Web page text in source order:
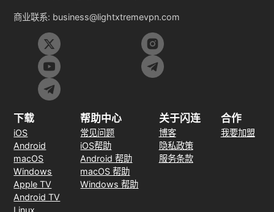
商业联系: business@lightxtremevpn.com
下载
iOS
Android
macOS
Windows
Apple TV
Android TV
Linux
帮助中心
常见问题
iOS帮助
Android 帮助
macOS 帮助
Windows 帮助
关于闪连
博客
隐私政策
服务条款
合作
我要加盟